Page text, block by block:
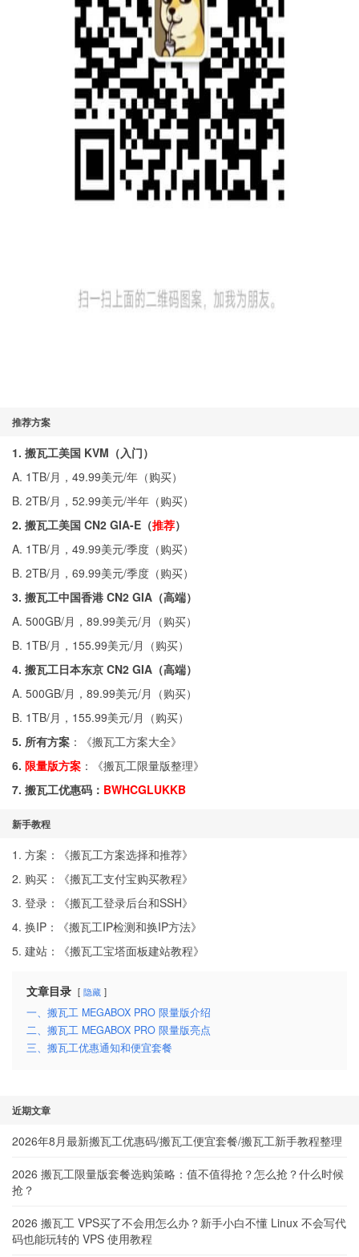
推荐方案
1. 搬瓦工美国 KVM（入门）
A. 1TB/月，49.99美元/年（购买）
B. 2TB/月，52.99美元/半年（购买）
2. 搬瓦工美国 CN2 GIA-E（推荐）
A. 1TB/月，49.99美元/季度（购买）
B. 2TB/月，69.99美元/季度（购买）
3. 搬瓦工中国香港 CN2 GIA（高端）
A. 500GB/月，89.99美元/月（购买）
B. 1TB/月，155.99美元/月（购买）
4. 搬瓦工日本东京 CN2 GIA（高端）
A. 500GB/月，89.99美元/月（购买）
B. 1TB/月，155.99美元/月（购买）
5. 所有方案 ：《搬瓦工方案大全》
6. 限量版方案 ：《搬瓦工限量版整理》
7. 搬瓦工优惠码： BWHCGLUKKB
新手教程
1. 方案：《搬瓦工方案选择和推荐》
2. 购买：《搬瓦工支付宝购买教程》
3. 登录：《搬瓦工登录后台和SSH》
4. 换IP：《搬瓦工IP检测和换IP方法》
5. 建站：《搬瓦工宝塔面板建站教程》
文章目录 隐藏
一、搬瓦工 MEGABOX PRO 限量版介绍
二、搬瓦工 MEGABOX PRO 限量版亮点
三、搬瓦工优惠通知和便宜套餐
近期文章
2026年8月最新搬瓦工优惠码/搬瓦工便宜套餐/搬瓦工新手教程整理
2026 搬瓦工限量版套餐选购策略：值不值得抢？怎么抢？什么时候
抢？
2026 搬瓦工 VPS买了不会用怎么办？新手小白不懂 Linux 不会写代
码也能玩转的 VPS 使用教程